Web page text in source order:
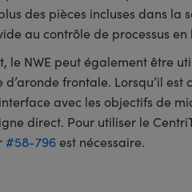
des pièces incluses dans la
au contrôle de processus en
NWE peut également être
frontale. Lorsqu’il est
avec les objectifs de
direct. Pour utiliser le
#58-796est nécessaire.